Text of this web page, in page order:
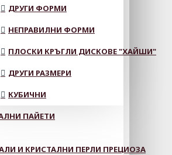
ДРУГИ ФОРМИ
НЕПРАВИЛНИ ФОРМИ
ПЛОСКИ КРЪГЛИ ДИСКОВЕ "ХАЙШИ"
ДРУГИ РАЗМЕРИ
КУБИЧНИ
ПАЙЕТИ
И КРИСТАЛНИ ПЕРЛИ ПРЕЦИОЗА